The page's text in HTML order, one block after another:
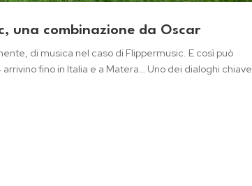
una combinazione da Oscar
di musica nel caso di Flippermusic. E così può
fino in Italia e a Matera… Uno dei dialoghi chiave